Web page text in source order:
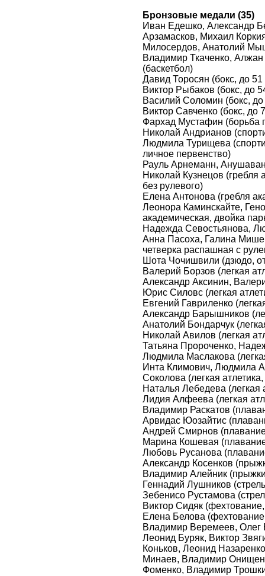
Бронзовые медали (35)
Иван Едешко, Александр
Арзамасков, Михаил
Милосердов, Анатолий
Владимир Ткаченко,
(баскетбол)
Давид Торосян (бокс, до 51
Виктор Рыбаков (бокс, до
Василий Соломин (бокс, до
Виктор Савченко (бокс, до
Фархад Мустафин (борьба
Николай Андрианов
Людмила Турищева
личное первенство)
Рауль Арнеманн,
Николай Кузнецов (гребля
без рулевого)
Елена Антонова (гребля
Леонора Каминскайте,
академическая, двойка
Надежда Севостьянова,
Анна Пасоха, Галина
четверка распашная с
Шота Чочишвили (дзюдо,
Валерий Борзов (легкая
Александр Аксинин,
Юрис Силовс (легкая
Евгений Гавриленко
Александр Барышников
Анатолий Бондарчук
Николай Авилов (легкая
Татьяна Пророченко,
Людмила Маслакова
Инта Климович, Людмила
Соколова (легкая
Наталья Лебедева (легкая
Лидия Алфеева (легкая
Владимир Раскатов
Арвидас Юозайтис
Андрей Смирнов
Марина Кошевая
Любовь Русанова
Александр Косенков
Владимир Алейник
Геннадий Лушников
Зебенисо Рустамова
Виктор Сидяк
Елена Белова
Владимир Веремеев, Олег
Леонид Буряк, Виктор
Коньков, Леонид
Минаев, Владимир
Фоменко, Владимир